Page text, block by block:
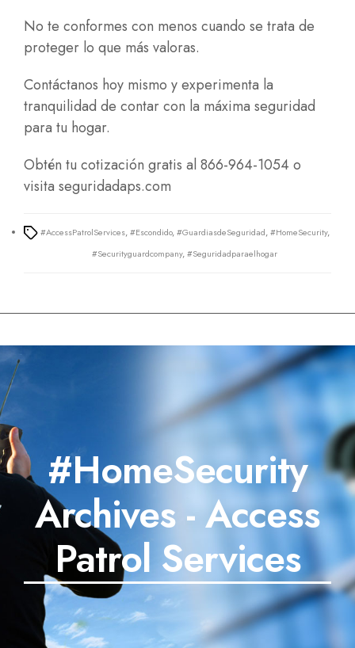
No te conformes con menos cuando se trata de
proteger lo que más valoras.
Contáctanos hoy mismo y experimenta la
tranquilidad de contar con la máxima seguridad
para tu hogar.
Obtén tu cotización gratis al 866-964-1054 o
visita seguridadaps.com
Tags
#AccessPatrolServices,#Escondido,#GuardiasdeSeguridad,#HomeSecurity,
#Securityguardcompany,#Seguridadparaelhogar
#HomeSecurity
Archives - Access
Patrol Services